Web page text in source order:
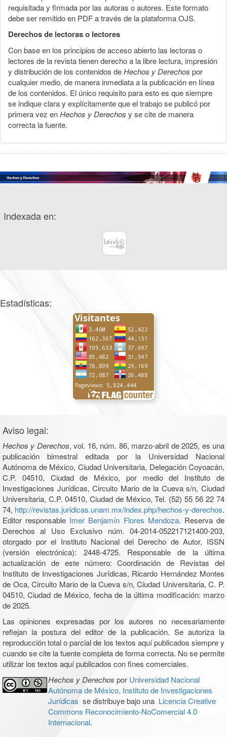
requisitada y firmada por las autoras o autores. Este formato
debe ser remitido en PDF a través de la plataforma OJS.
Derechos de lectoras o lectores
Con base en los principios de acceso abierto las lectoras o
lectores de la revista tienen derecho a la libre lectura, impresión
y distribución de los contenidos deHechos y Derechos por
cualquier medio, de manera inmediata a la publicación en línea
de los contenidos. El único requisito para esto es que siempre
se indique clara y explícitamente que el trabajo se publicó por
primera vez enHechos y Derechos y se cite de manera
correcta la fuente.
Indexada en:
Estadísticas:
Aviso legal:
Hechos y Derechos, vol. 16, núm. 86, marzo-abril de 2025, es una
publicación bimestral editada por la Universidad Nacional
Autónoma de México, Ciudad Universitaria, Delegación Coyoacán,
C.P. 04510, Ciudad de México, por medio del Instituto de
Investigaciones Jurídicas, Circuito Mario de la Cueva s/n, Ciudad
Universitaria, C.P. 04510, Ciudad de México, Tel. (52) 55 56 22 74
74, http://revistas.juridicas.unam.mx/index.php/hechos-y-derechos.
Editor responsable Imer Benjamín Flores Mendoza. Reserva de
Derechos al Uso Exclusivo núm. 04-2014-052217121400-203,
otorgado por el Instituto Nacional del Derecho de Autor, ISSN
(versión electrónica): 2448-4725. Responsable de la última
actualización de este número: Coordinación de Revistas del
Instituto de Investigaciones Jurídicas, Ricardo Hernández Montes
de Oca, Circuito Mario de la Cueva s/n, Ciudad Universitaria, C. P.
04510, Ciudad de México, fecha de la última modificación: marzo
de 2025.
Las opiniones expresadas por los autores no necesariamente
reflejan la postura del editor de la publicación. Se autoriza la
reproducción total o parcial de los textos aquí publicados siempre y
cuando se cite la fuente completa de forma correcta. No se permite
utilizar los textos aquí publicados con fines comerciales.
Hechos y Derechos por Universidad Nacional
Autónoma de México, Instituto de Investigaciones
Jurídicas se distribuye bajo una Licencia Creative
Commons Reconocimiento-NoComercial 4.0
Internacional.